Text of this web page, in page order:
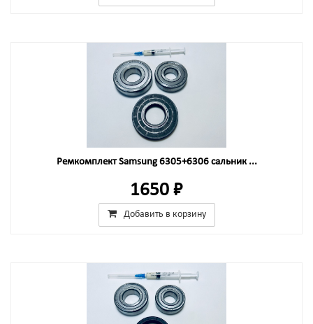
Ремкомплект Samsung 6305+6306 сальник ...
1650 ₽
Добавить в корзину